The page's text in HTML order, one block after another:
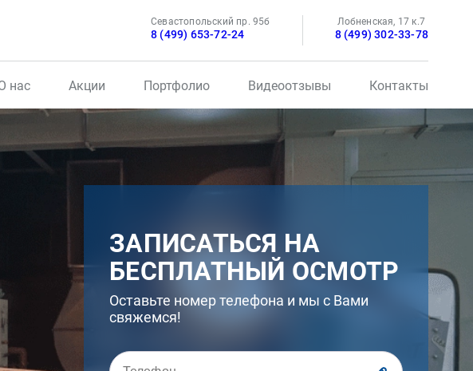
Севастопольский пр. 95б
8 (499) 653-72-24
Лобненская, 17 к.7
8 (499) 302-33-78
нас Акции Портфолио Видеоотзывы Контакты
ЗАПИСАТЬСЯ НА
БЕСПЛАТНЫЙ ОСМОТР
Оставьте номер телефона и мы с Вами
свяжемся!